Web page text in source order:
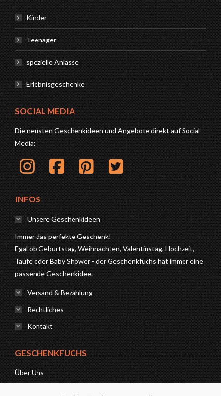
Kinder
Teenager
spezielle Anlässe
Erlebnisgeschenke
SOCIAL MEDIA
Die neusten Geschenkideen und Angebote direkt auf Social
Media:
INFOS
Unsere Geschenkideen
Immer das perfekte Geschenk!
Egal ob Geburtstag, Weihnachten, Valentinstag, Hochzeit,
Taufe oder Baby Shower - der Geschenkfuchs hat immer eine
passende Geschenkidee.
Versand & Bezahlung
Rechtliches
Kontakt
GESCHENKFUCHS
Über Uns